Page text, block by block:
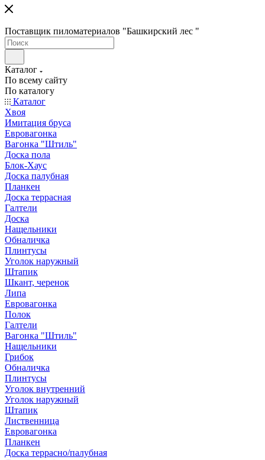
Поставщик пиломатериалов "Башкирский лес "
Каталог
По всему сайту
По каталогу
Каталог
Хвоя
Имитация бруса
Евровагонка
Вагонка "Штиль"
Доска пола
Блок-Хаус
Доска палубная
Планкен
Доска террасная
Галтели
Доска
Нащельники
Обналичка
Плинтусы
Уголок наружный
Штапик
Шкант, черенок
Липа
Евровагонка
Полок
Галтели
Вагонка "Штиль"
Нащельники
Грибок
Обналичка
Плинтусы
Уголок внутренний
Уголок наружный
Штапик
Лиственница
Евровагонка
Планкен
Доска террасно/палубная